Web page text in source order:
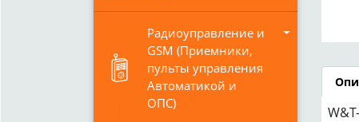
Радиоуправление и
GSM (Приемники,
пульты управления
Автоматикой и
ОПС)